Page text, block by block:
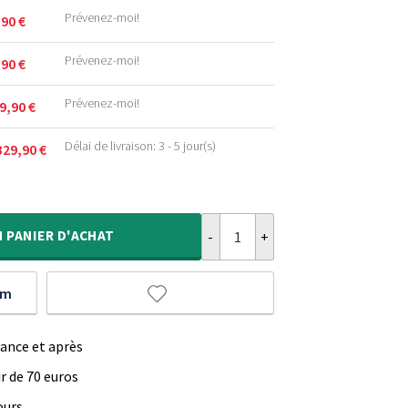
€ Prévenez-moi!
€ Prévenez-moi!
€ Prévenez-moi!
€ Délai de livraison: 3 - 5 jour(s)
PANIER D'ACHAT
et après
70 euros